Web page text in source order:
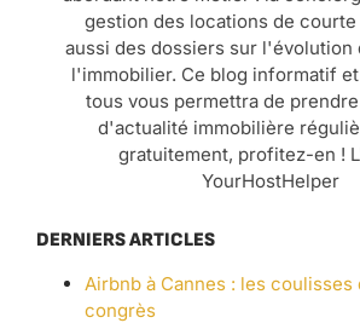
gestion des locations de courte
aussi des dossiers sur l'évolution
l'immobilier. Ce blog informatif
tous vous permettra de
d'actualité immobilière
gratuitement, profitez-en !
YourHostHelper
DERNIERS ARTICLES
Airbnb à Cannes : les
congrès